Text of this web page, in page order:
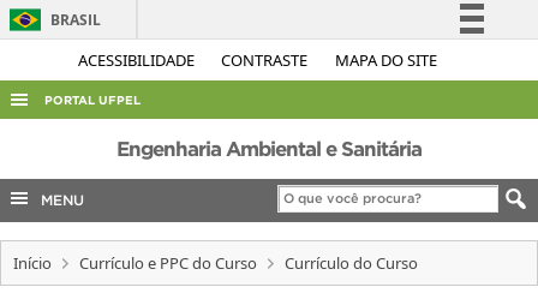
ACESSIBILIDADE CONTRASTE MAPA DO SITE
BRASIL
Simplifique!
Legislação
Canais
PORTAL UFPEL
ACESSO À INFORMAÇÃO
AUDITORIA
COBALTO
CONCURSOS
Engenharia Ambiental e Sanitária
MENU
Início Currículo e PPC do Curso Currículo do Curso